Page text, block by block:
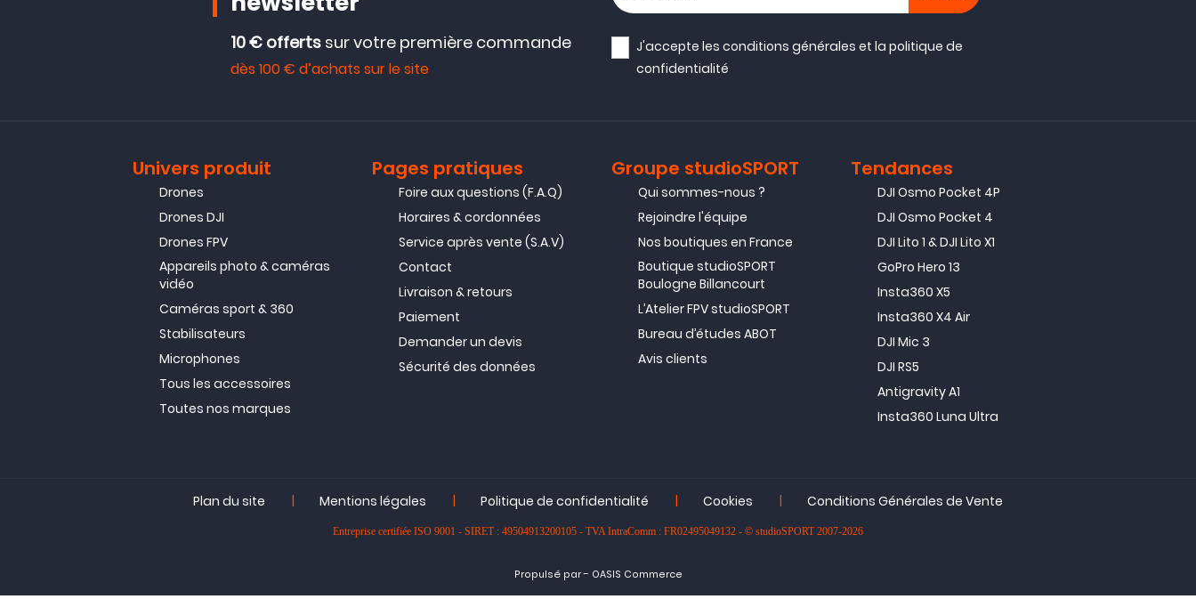
10 € offerts sur votre première commande
dès 100 € d’achats sur le site
J'accepte lesconditions générales et lapolitique de
confidentialité
Univers produit
Drones
Drones DJI
Drones FPV
Appareils photo & caméras
vidéo
Caméras sport & 360
Stabilisateurs
Microphones
Tous les accessoires
Toutes nos marques
Pages pratiques
Foire aux questions (F.A.Q)
Horaires & cordonnées
Service après vente (S.A.V)
Contact
Livraison & retours
Paiement
Demander un devis
Sécurité des données
Groupe studioSPORT
Qui sommes-nous ?
Rejoindre l'équipe
Nos boutiques en France
Boutique studioSPORT
Boulogne Billancourt
L’Atelier FPV studioSPORT
Bureau d’études ABOT
Avis clients
Tendances
DJI Osmo Pocket 4P
DJI Osmo Pocket 4
DJI Lito 1 & DJI Lito X1
GoPro Hero 13
Insta360 X5
Insta360 X4 Air
DJI Mic 3
DJI RS5
Antigravity A1
Insta360 Luna Ultra
Plan du site | Mentions légales | Politique de confidentialité | Cookies | Conditions Générales de Vente
Entreprise certifiée ISO 9001 - SIRET : 49504913200105 - TVA IntraComm : FR02495049132 - © studioSPORT 2007-2026
Propulsé par- OASIS Commerce